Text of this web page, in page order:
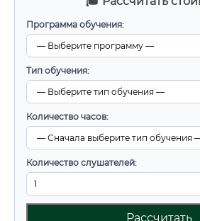
Программа обучения:
Тип обучения:
Количество часов:
Количество слушателей:
Рассчитать